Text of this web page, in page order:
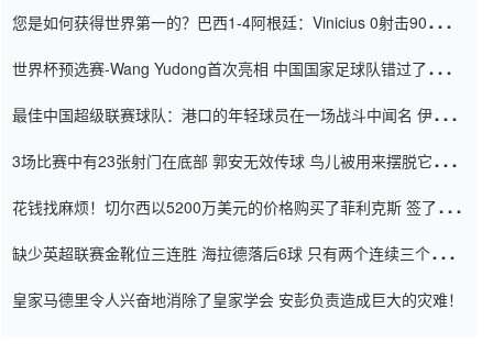
您是如何获得世界第一的？巴西1-4阿根廷：Vinicius 0射击90分钟
世界杯预选赛-Wang Yudong首次亮相 中国国家足球队错过了世界
最佳中国超级联赛球队：港口的年轻球员在一场战斗中闻名 伊万放
3场比赛中有23张射门在底部 郭安无效传球 鸟儿被用来摆脱它
花钱找麻烦！切尔西以5200万美元的价格购买了菲利克斯 签了7年
缺少英超联赛金靴位三连胜 海拉德落后6球 只有两个连续三个连续
皇家马德里令人兴奋地消除了皇家学会 安彭负责造成巨大的灾难！